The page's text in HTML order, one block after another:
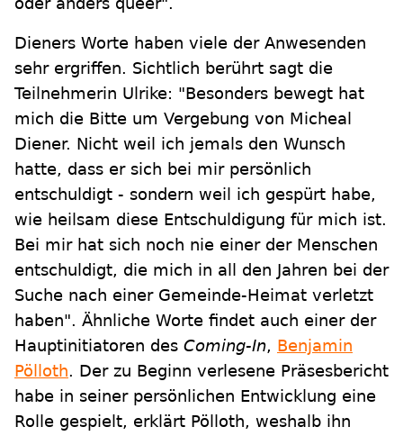
Dieners Worte haben viele der Anwesenden
sehr ergriffen. Sichtlich berührt sagt die
Teilnehmerin Ulrike: "Besonders bewegt hat
mich die Bitte um Vergebung von Micheal
Diener. Nicht weil ich jemals den Wunsch
hatte, dass er sich bei mir persönlich
entschuldigt - sondern weil ich gespürt habe,
wie heilsam diese Entschuldigung für mich ist.
Bei mir hat sich noch nie einer der Menschen
entschuldigt, die mich in all den Jahren bei der
Suche nach einer Gemeinde-Heimat verletzt
haben". Ähnliche Worte findet auch einer der
Hauptinitiatoren des Coming-In, Benjamin
Pölloth. Der zu Beginn verlesene Präsesbericht
habe in seiner persönlichen Entwicklung eine
Rolle gespielt, erklärt Pölloth, weshalb ihn